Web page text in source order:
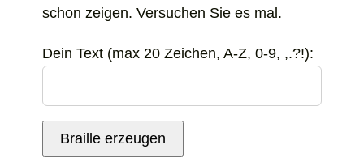
schon zeigen. Versuchen Sie es mal.
Dein Text (max 20 Zeichen, A-Z, 0-9, ,.?!):
Braille erzeugen